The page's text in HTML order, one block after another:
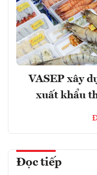
VASEP xây
xuất khẩu
Đọc tiếp